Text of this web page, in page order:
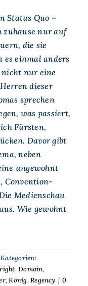
Status Quo –
zuhause nur auf
die sie
es einmal anders
nicht nur eine
dieser
sprechen
was passiert,
Fürsten,
Davor gibt
neben
ungewohnt
Convention-
Medienschau
Wie gewohnt
Kategorien:
,Domain,
,König,Regency | 0